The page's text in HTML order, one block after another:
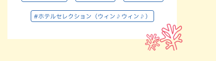
#ホテルセレクション（ウィン♪ウィン♪）